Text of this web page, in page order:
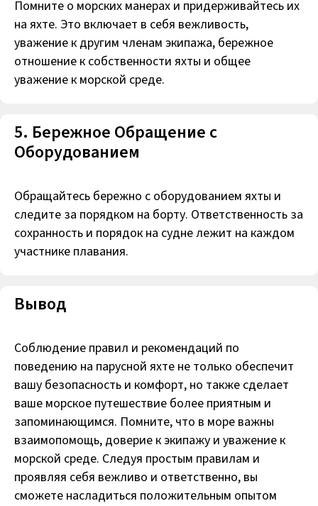
Помните о морских манерах и придерживайтесь их
на яхте. Это включает в себя вежливость,
уважение к другим членам экипажа, бережное
отношение к собственности яхты и общее
уважение к морской среде.
5. Бережное Обращение с
Оборудованием
Обращайтесь бережно с оборудованием яхты и
следите за порядком на борту. Ответственность за
сохранность и порядок на судне лежит на каждом
участнике плавания.
Вывод
Соблюдение правил и рекомендаций по
поведению на парусной яхте не только обеспечит
вашу безопасность и комфорт, но также сделает
ваше морское путешествие более приятным и
запоминающимся. Помните, что в море важны
взаимопомощь, доверие к экипажу и уважение к
морской среде. Следуя простым правилам и
проявляя себя вежливо и ответственно, вы
сможете насладиться положительным опытом